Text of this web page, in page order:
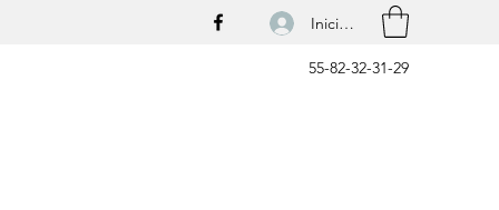
Iniciar sesión
55-82-32-31-29